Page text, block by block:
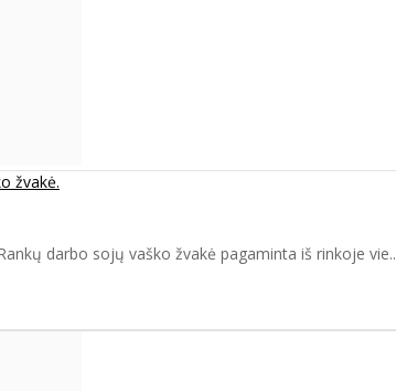
žvakė.
darbo sojų vaško žvakė pagaminta iš rinkoje vie..